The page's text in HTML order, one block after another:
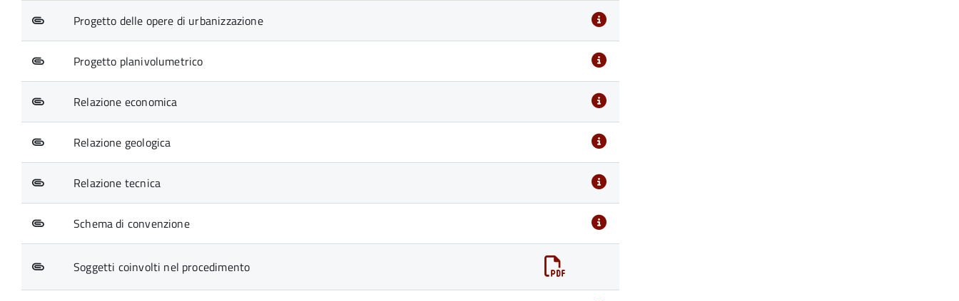
Progetto delle opere di urbanizzazione
Progetto planivolumetrico
Relazione economica
Relazione geologica
Relazione tecnica
Schema di convenzione
Soggetti coinvolti nel procedimento